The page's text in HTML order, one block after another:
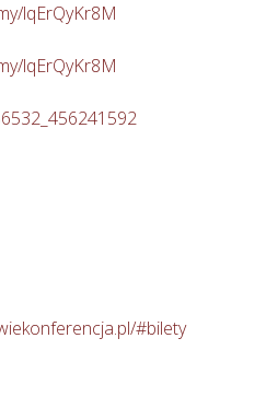
lqErQyKr8M
lqErQyKr8M
#bilety